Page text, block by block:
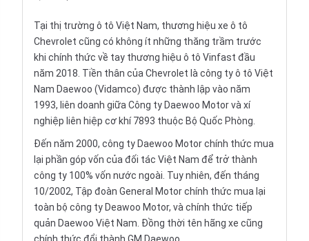
Tại thị trường ô tô Việt Nam, thương hiệu xe ô tô
Chevrolet cũng có không ít những thăng trầm trước
khi chính thức về tay thương hiệu ô tô Vinfast đầu
năm 2018. Tiền thân của Chevrolet là công ty ô tô Việt
Nam Daewoo (Vidamco) được thành lập vào năm
1993, liên doanh giữa Công ty Daewoo Motor và xí
nghiệp liên hiệp cơ khí 7893 thuộc Bộ Quốc Phòng.
Đến năm 2000, công ty Daewoo Motor chính thức mua
lại phần góp vốn của đối tác Việt Nam để trở thành
công ty 100% vốn nước ngoài. Tuy nhiên, đến tháng
10/2002, Tập đoàn General Motor chính thức mua lại
toàn bộ công ty Deawoo Motor, và chính thức tiếp
quản Daewoo Việt Nam. Đồng thời tên hãng xe cũng